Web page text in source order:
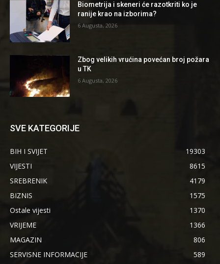
Biometrija i skeneri će razotkriti ko je
ranije krao na izborima?
6 Augusta, 2026
Zbog velikih vrućina povećan broj požara
u TK
6 Augusta, 2026
SVE KATEGORIJE
BIH I SVIJET
19303
VIJESTI
8615
SREBRENIK
4179
BIZNIS
1575
Ostale vijesti
1370
VRIJEME
1366
MAGAZIN
806
SERVISNE INFORMACIJE
589